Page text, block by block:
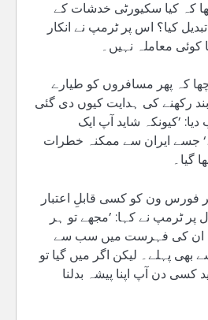
کہ کیا سکیورٹی خدشات کے
کیا؟ اس پر ٹرمپ نے انکار
کوئی معاملہ نہیں۔
کہ پھر مسافروں کو طیارے
رکھنے کی ہدایت کیوں دی گئی
’کیونکہ شاید آپ ایک
جسے ایران سے ممکنہ خطرات
گیا۔
فورس ون کو کسی قابلِ اعتبار
ٹرمپ نے کہا: ’مجھے تو ہر
ان کی فہرست میں سب سے
بھی پہلے۔ لیکن اگر میں گیا تو
کسی دن آپ اپنا پیشہ بدلنا